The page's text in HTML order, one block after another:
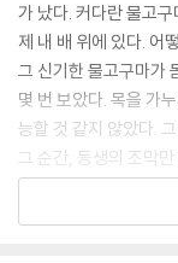
가 났다. 커다란 물고
제 내 배 위에 있다. 어
그 신기한 물고구마가
몇 번 보았다. 목을 가
능할 것 같지 않았다.
그 순간, 동생의 조막
니라 자라였나? 놀라서